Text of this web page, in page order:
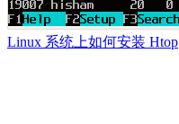
Linux 系统上如何安装 Htop